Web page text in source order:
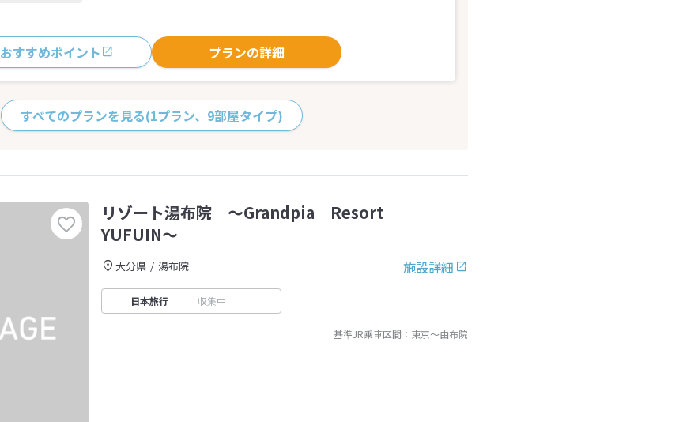
おすすめポイント プランの詳細
すべてのプランを見る(1プラン、9部屋タイプ)
リゾート湯布院 〜Grandpia Resort
YUFUIN〜
施設詳細
大分県 湯布院
日本旅行 収集中
基準JR乗車区間： 東京～由布院